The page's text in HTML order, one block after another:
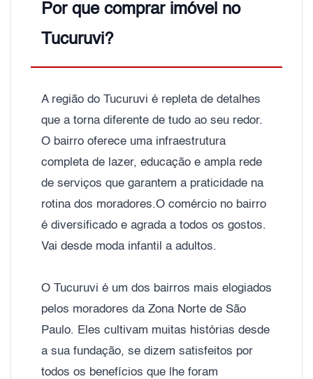
Por que comprar imóvel no
Tucuruvi?
A região do Tucuruvi é repleta de detalhes
que a torna diferente de tudo ao seu redor.
O bairro oferece uma infraestrutura
completa de lazer, educação e ampla rede
de serviços que garantem a praticidade na
rotina dos moradores.O comércio no bairro
é diversificado e agrada a todos os gostos.
Vai desde moda infantil a adultos.
O Tucuruvi é um dos bairros mais elogiados
pelos moradores da Zona Norte de São
Paulo. Eles cultivam muitas histórias desde
a sua fundação, se dizem satisfeitos por
todos os benefícios que lhe foram